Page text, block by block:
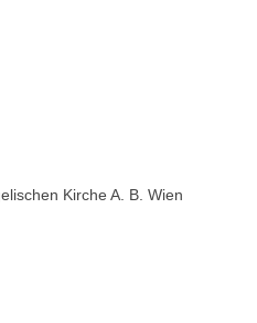
Kirche A. B. Wien